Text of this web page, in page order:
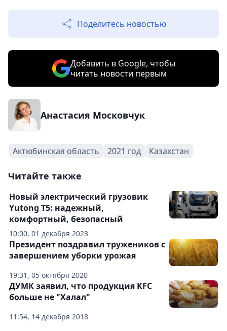
Поделитесь новостью
Добавить в Google, чтобы
читать новости первым
Анастасия Московчук
Актюбинская область 2021 год Казахстан
Читайте также
10:00, 01 декабря 2023
Новый электрический грузовик
Yutong T5: надежный,
комфортный, безопасный
19:31, 05 октября 2020
Президент поздравил тружеников с
завершением уборки урожая
11:54, 14 декабря 2018
ДУМК заявил, что продукция KFC
больше не "Халал"